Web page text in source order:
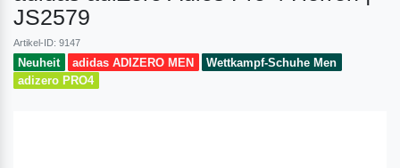
JS2579
Artikel-ID: 9147
Neuheit adidas ADIZERO MEN
Wettkampf-Schuhe Men
adizero PRO4